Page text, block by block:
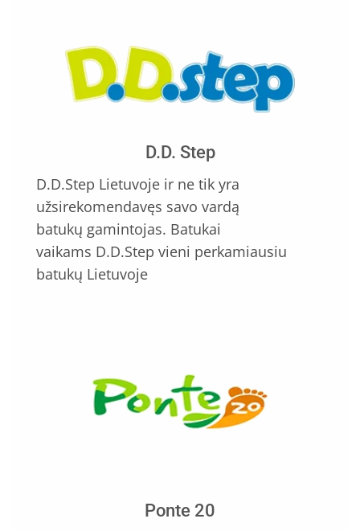
D.D. Step
D.D.Step Lietuvoje ir ne tik yra
užsirekomendavęs savo vardą
batukų gamintojas. Batukai
vaikams D.D.Step vieni perkamiausiu
batukų Lietuvoje
Ponte 20